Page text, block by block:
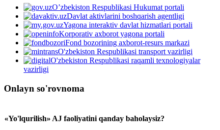
O’zbekiston Respublikasi Hukumat portali
Davlat aktivlarini boshqarish agentligi
Yagona interaktiv davlat hizmatlari portali
Korporativ axborot yagona portali
Fond bozorining axborot-resurs markazi
O'zbekiston Respublikasi transport vazirligi
O'zbekiston Respublikasi raqamli texnologiyalar
vazirligi
Onlayn so'rovnoma
«Yo'lqurilish» AJ faoliyatini qanday baholaysiz?